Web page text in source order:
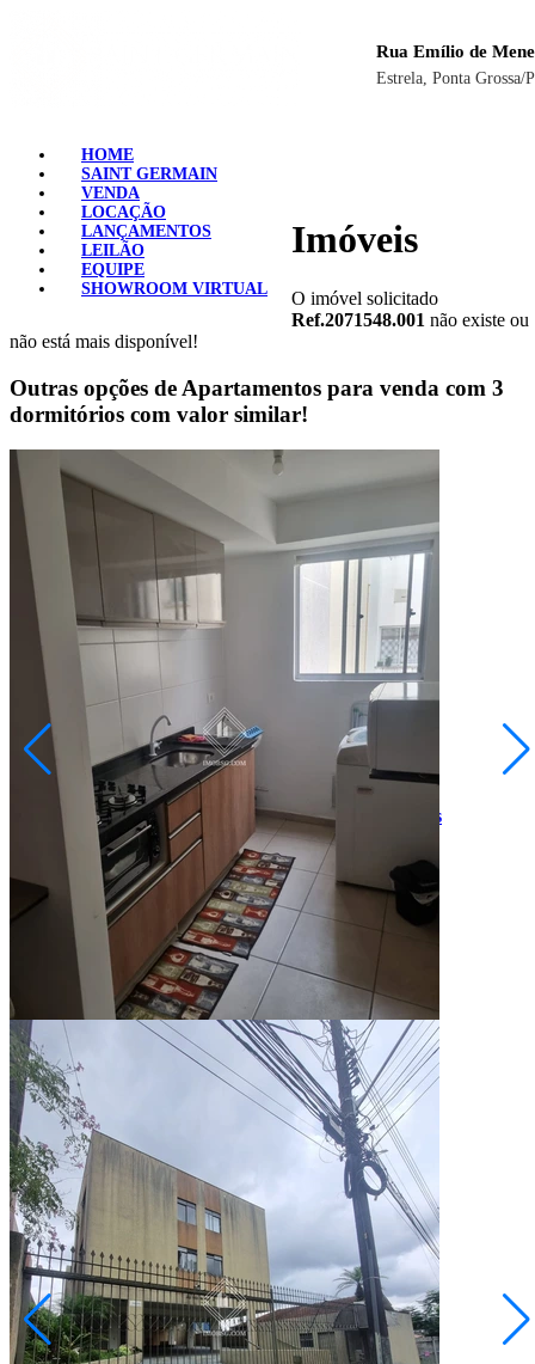
Rua Emílio de
Estrela, Ponta Grossa/
HOME
SAINT GERMAIN
VENDA
LOCAÇÃO
LANÇAMENTOS
LEILÃO
EQUIPE
SHOWROOM VIRTUAL
Imóveis
O imóvel solicitado
Ref.2071548.001 não existe ou
não está mais disponível!
Outras opções de Apartamentos para venda com 3
dormitórios com valor similar!
Orfãs
R$ 191.000,00
Apartamento Porteira Fechada 3 Dormitórios - Órfãs
Ponta Grossa/PR
2072951.001
Quartos
Vaga
44,00
Área Privativa (m²)
Conversar no WhatsApp
Centro
R$ 230.000,00